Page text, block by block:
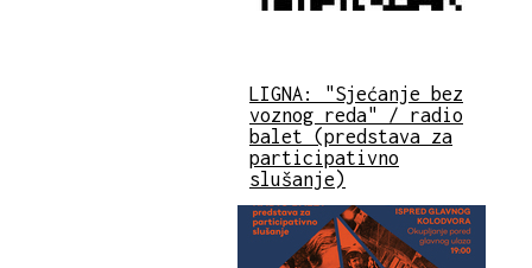
LIGNA: "Sjećanje bez
voznog reda" / radio
balet (predstava za
participativno
slušanje)